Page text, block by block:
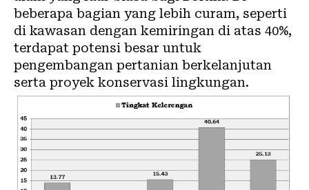
beberapa bagian yang lebih curam, seperti
di kawasan dengan kemiringan di atas 40%,
terdapat potensi besar untuk
pengembangan pertanian berkelanjutan
serta proyek konservasi lingkungan.